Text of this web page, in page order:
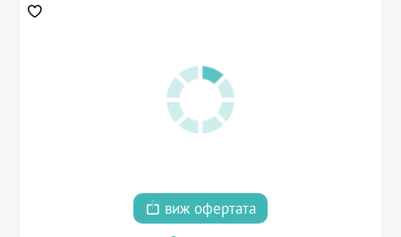
виж офертата